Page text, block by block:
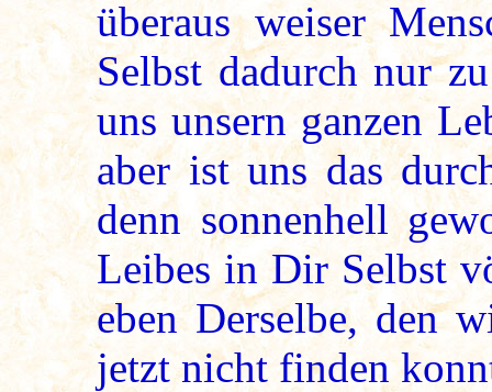
überaus weiser
Selbst dadurch nur
uns unsern ganzen
aber ist uns das
denn sonnenhell
Leibes in Dir Selbst
eben Derselbe, den
jetzt nicht finden